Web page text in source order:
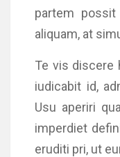
partem
aliquam, at
Te vis discere
iudicabit id,
Usu aperiri
imperdiet
eruditi pri, ut